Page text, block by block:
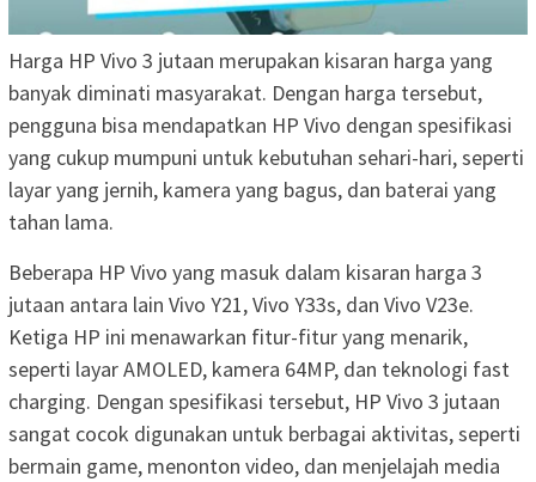
Harga HP Vivo 3 jutaan merupakan kisaran harga yang
banyak diminati masyarakat. Dengan harga tersebut,
pengguna bisa mendapatkan HP Vivo dengan spesifikasi
yang cukup mumpuni untuk kebutuhan sehari-hari, seperti
layar yang jernih, kamera yang bagus, dan baterai yang
tahan lama.
Beberapa HP Vivo yang masuk dalam kisaran harga 3
jutaan antara lain Vivo Y21, Vivo Y33s, dan Vivo V23e.
Ketiga HP ini menawarkan fitur-fitur yang menarik,
seperti layar AMOLED, kamera 64MP, dan teknologi fast
charging. Dengan spesifikasi tersebut, HP Vivo 3 jutaan
sangat cocok digunakan untuk berbagai aktivitas, seperti
bermain game, menonton video, dan menjelajah media